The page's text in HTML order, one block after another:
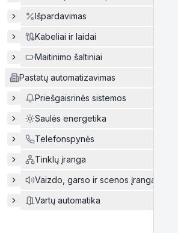
Išpardavimas
Kabeliai ir laidai
Maitinimo šaltiniai
Pastatų automatizavimas
Priešgaisrinės sistemos
Saulės energetika
Telefonspynės
Tinklų įranga
Vaizdo, garso ir scenos įranga
Vartų automatika